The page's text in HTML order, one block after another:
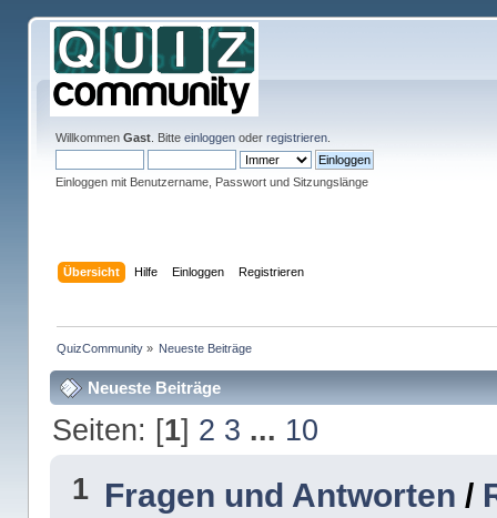
Willkommen Gast. Bitte einloggenoder registrieren.
Einloggen mit Benutzername, Passwort und Sitzungslänge
Übersicht Hilfe Einloggen Registrieren
QuizCommunity» Neueste Beiträge
Neueste Beiträge
Seiten: [1] 2 3 ... 10
1 Fragen und Antworten /